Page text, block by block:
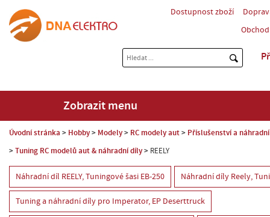
Dostupnost zboží
Zobrazit menu
Úvodní stránka Hobby Modely RC modely aut Příslušenství a
Tuning RC modelů aut & náhradní díly REELY
Náhradní díl REELY, Tuningové šasi EB-250 Náhradní díly Reely,
Tuning a náhradní díly pro Imperator, EP Deserttruck